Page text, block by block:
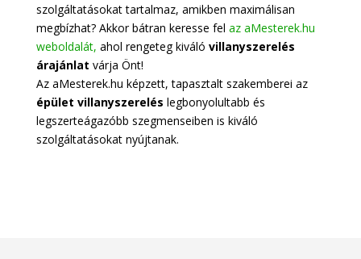
szolgáltatásokat tartalmaz, amikben maximálisan
megbízhat? Akkor bátran keresse fel az aMesterek.hu
weboldalát, ahol rengeteg kiváló villanyszerelés
árajánlat várja Önt!
Az aMesterek.hu képzett, tapasztalt szakemberei az
épület villanyszerelés legbonyolultabb és
legszerteágazóbb szegmenseiben is kiváló
szolgáltatásokat nyújtanak.